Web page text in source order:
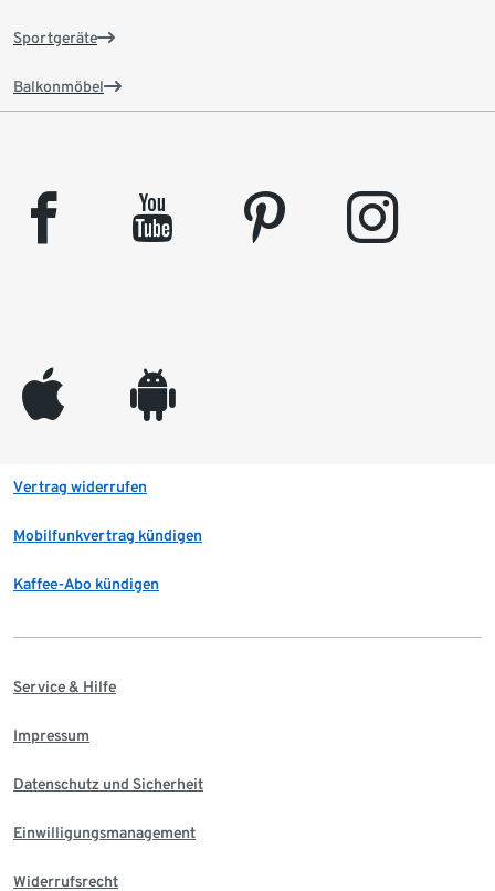
Sportgeräte
Balkonmöbel
facebook youtube pinterest instagram
appleinc android
Vertrag widerrufen
Mobilfunkvertrag kündigen
Kaffee-Abo kündigen
Service & Hilfe
Impressum
Datenschutz und Sicherheit
Einwilligungsmanagement
Widerrufsrecht